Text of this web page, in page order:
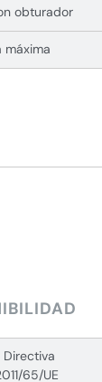
obturador
máxima
65/UE